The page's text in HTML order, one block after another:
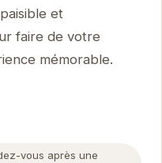
et
faire de votre
mémorable.
vous après une